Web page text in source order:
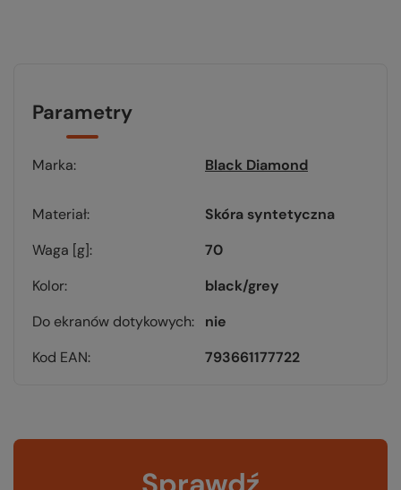
Parametry
Marka Black Diamond
Materiał
Skóra syntetyczna
Waga [g]
70
Kolor
black/grey
Do ekranów dotykowych
nie
Kod EAN
793661177722